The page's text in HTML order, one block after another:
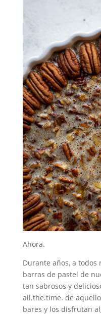
Ahora.
Durante años, a todos
barras de pastel de
tan sabrosos y
all.the.time. de
bares y los disfrutan